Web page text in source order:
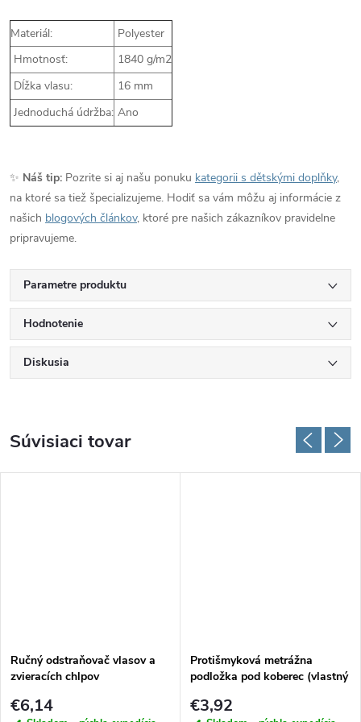
Materiál:
Polyester
Hmotnosť:
1840 g/m2
Dĺžka vlasu:
16 mm
Jednoduchá údržba: Ano
✨ Náš tip: Pozrite si aj našu ponuku kategorii s dětskými doplňky,
na ktoré sa tiež špecializujeme. Hodiť sa vám môžu aj informácie z
našich blogových článkov, ktoré pre našich zákazníkov pravidelne
pripravujeme.
Parametre produktu
Hodnotenie
Diskusia
Súvisiaci tovar
Ručný odstraňovač vlasov a
zvieracích chlpov
€6,14
Protišmyková metrážna
podložka pod koberec (vlastný
€3,92